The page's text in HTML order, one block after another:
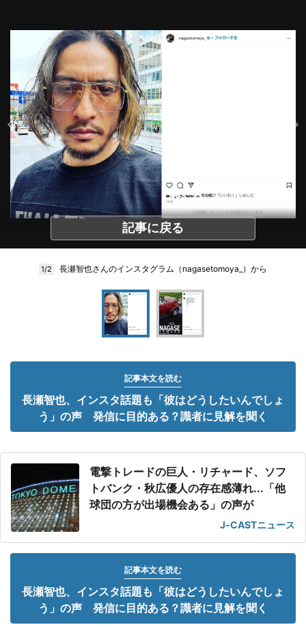
記事に戻る
1/2 長瀬智也さんのインスタグラム（nagasetomoya_）から
記事本文を読む
長瀬智也、インスタ話題も「彼はどうしたいんでしょ
う」の声 発信に目的ある？識者に見解を聞く
電撃トレードの巨人・リチャード、ソフ
トバンク・秋広優人の存在感薄れ...「他
球団の方が出場機会ある」の声が
J-CASTニュース
記事本文を読む
長瀬智也、インスタ話題も「彼はどうしたいんでしょ
う」の声 発信に目的ある？識者に見解を聞く